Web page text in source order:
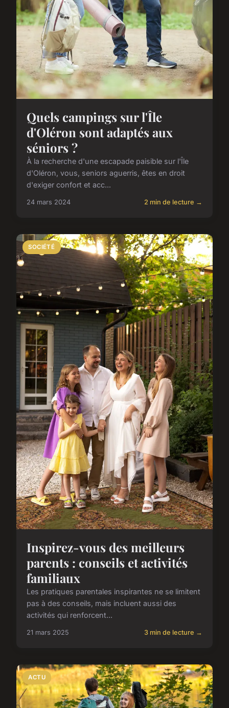
Quels campings sur l'Île
d'Oléron sont adaptés aux
séniors ?
À la recherche d'une escapade paisible sur l'Île
d'Oléron, vous, seniors aguerris, êtes en droit
d'exiger confort et acc...
24 mars 2024 2 min de lecture →
SOCIÉTÉ
Inspirez-vous des meilleurs
parents : conseils et activités
familiaux
Les pratiques parentales inspirantes ne se limitent
pas à des conseils, mais incluent aussi des
activités qui renforcent...
21 mars 2025 3 min de lecture →
ACTU